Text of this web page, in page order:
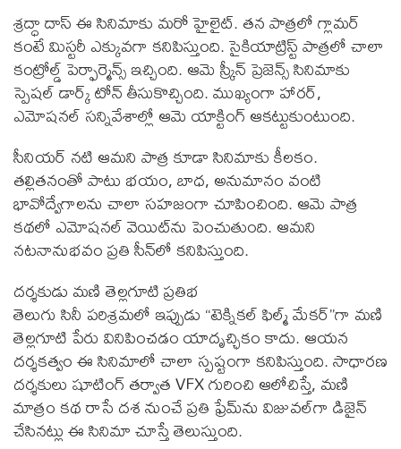
శ్రద్ధా దాస్ ఈ సినిమాకు మ‌రో హైలైట్‌. త‌న‌ పాత్రలో గ్లామర్
కంటే మిస్టరీ ఎక్కువగా కనిపిస్తుంది. సైకియాట్రిస్ట్ పాత్రలో చాలా
కంట్రోల్డ్ పెర్ఫార్మెన్స్ ఇచ్చింది. ఆమె స్క్రీన్ ప్రెజెన్స్ సినిమాకు
స్పెష‌ల్ డార్క్ టోన్ తీసుకొచ్చింది. ముఖ్యంగా హారర్,
ఎమోషనల్ సన్నివేశాల్లో ఆమె యాక్టింగ్ ఆకట్టుకుంటుంది.
సీనియర్ నటి ఆమని పాత్ర కూడా సినిమాకు కీలకం.
తల్లితనంతో పాటు భయం, బాధ, అనుమానం వంటి
భావోద్వేగాలను చాలా సహజంగా చూపించింది. ఆమె పాత్ర
కథలో ఎమోషనల్ వెయిట్‌ను పెంచుతుంది. ఆమని
నట‌నానుభవం ప్రతి సీన్‌లో కనిపిస్తుంది.
దర్శకుడు మణి తెల్లగూటి ప్రతిభ
తెలుగు సినీ పరిశ్రమలో ఇప్పుడు “టెక్నికల్ ఫిల్మ్ మేకర్”గా మణి
తెల్లగూటి పేరు వినిపించడం యాదృచ్ఛికం కాదు. ఆయన
దర్శకత్వం ఈ సినిమాలో చాలా స్పష్టంగా కనిపిస్తుంది. సాధారణ
దర్శకులు షూటింగ్ తర్వాత VFX గురించి ఆలోచిస్తే, మణి
మాత్రం కథ రాసే దశ నుంచే ప్రతి ఫ్రేమ్‌ను విజువల్‌గా డిజైన్
చేసినట్లు ఈ సినిమా చూస్తే తెలుస్తుంది.